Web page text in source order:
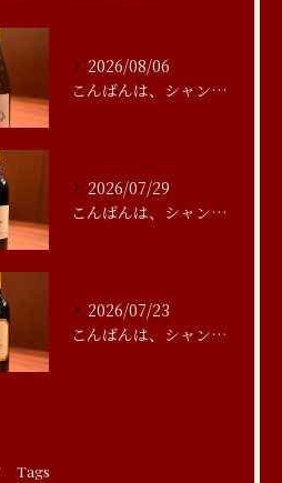
2026/08/06
こんばんは、シャンブルアスリール清水です
2026/07/29
こんばんは、シャンブルアスリール清水です
2026/07/23
こんばんは、シャンブルアスリール清水です
Tags